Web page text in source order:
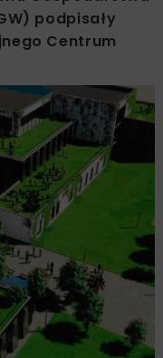
podpisały
Centrum